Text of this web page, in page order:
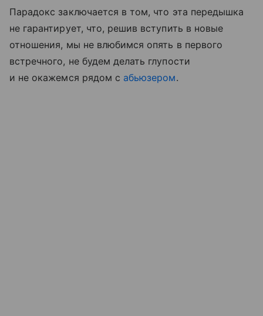
Парадокс заключается в том, что эта передышка
не гарантирует, что, решив вступить в новые
отношения, мы не влюбимся опять в первого
встречного, не будем делать глупости
и не окажемся рядом с абьюзером.